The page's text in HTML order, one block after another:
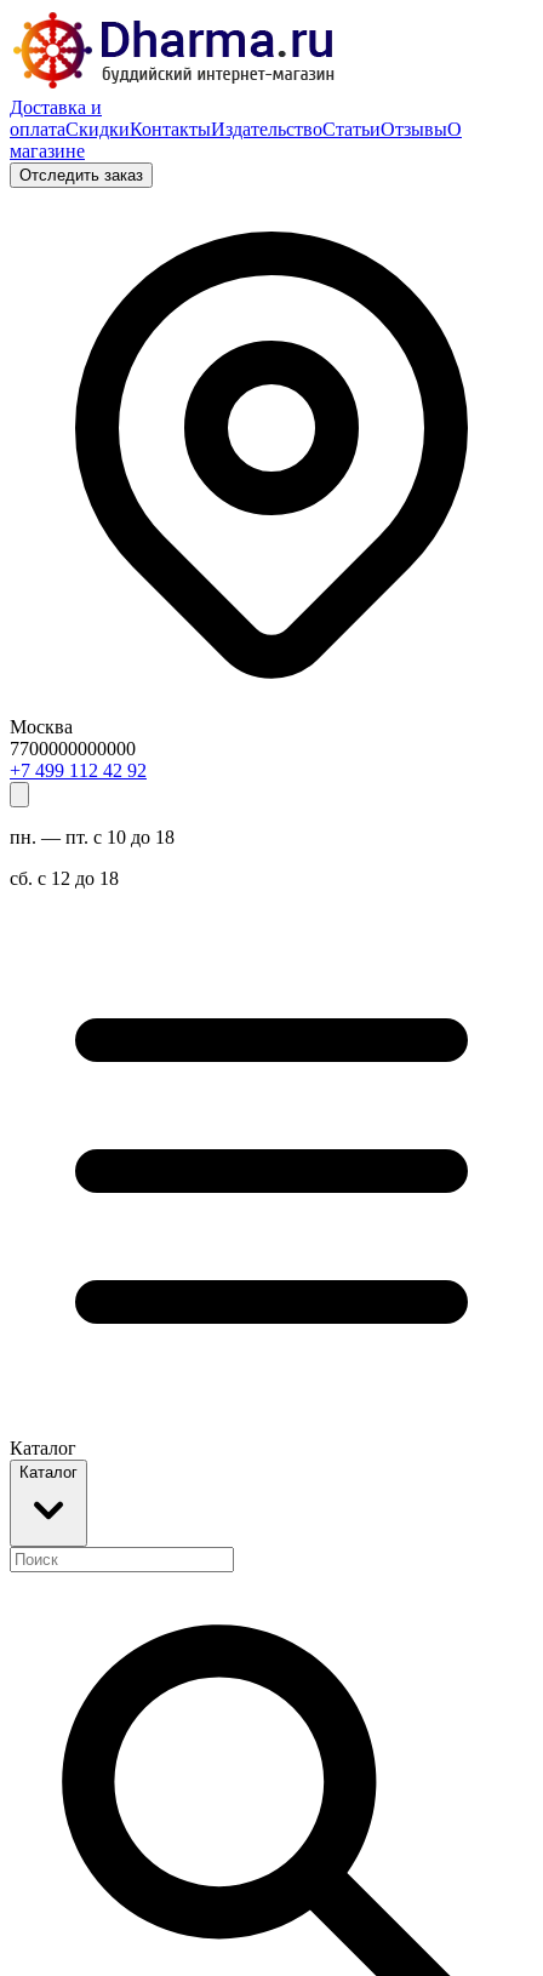
Доставка и
оплатаСкидкиКонтактыИздательствоСтатьиОтзывыО
магазине
Отследить заказ
Москва
7700000000000
29 24 211 994 7+
пн. — пт. с 10 до 18
сб. с 12 до 18
Каталог
Каталог